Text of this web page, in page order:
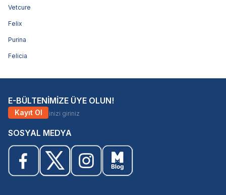
Vetcure
Felix
Purina
Felicia
E-BÜLTENİMİZE ÜYE OLUN!
Kayıt Ol
SOSYAL MEDYA